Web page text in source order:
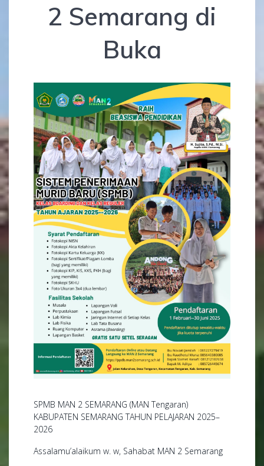
2 Semarang di
Buka
SPMB MAN 2 SEMARANG (MAN Tengaran)
KABUPATEN SEMARANG TAHUN PELAJARAN 2025–
2026
Assalamu’alaikum w. w, Sahabat MAN 2 Semarang